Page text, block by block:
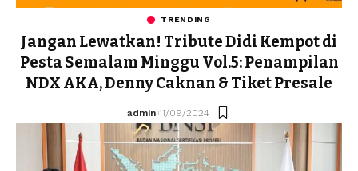
TRENDING
Jangan Lewatkan! Tribute Didi Kempot di
Pesta Semalam Minggu Vol.5: Penampilan
NDX AKA, Denny Caknan & Tiket Presale
admin 11/09/2024